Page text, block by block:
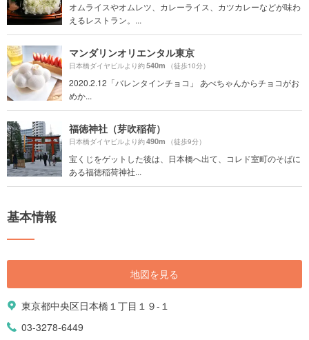
オムライスやオムレツ、カレーライス、カツカレーなどが味わ
えるレストラン。...
マンダリンオリエンタル東京
日本橋ダイヤビルより約540m （徒歩10分）
2020.2.12「バレンタインチョコ」 あべちゃんからチョコがお
めか...
福徳神社（芽吹稲荷）
日本橋ダイヤビルより約490m （徒歩9分）
宝くじをゲットした後は、日本橋へ出て、コレド室町のそばに
ある福徳稲荷神社...
基本情報
地図を見る
東京都中央区日本橋１丁目１９-１
03-3278-6449